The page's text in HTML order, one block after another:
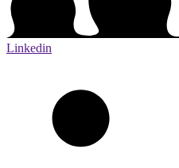
Linkedin